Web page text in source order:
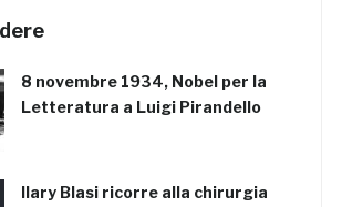
8 novembre 1934, Nobel per la
Letteratura a Luigi Pirandello
Ilary Blasi ricorre alla chirurgia